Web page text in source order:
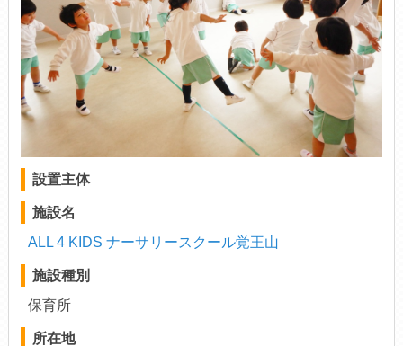
設置主体
施設名
ALL 4 KIDS ナーサリースクール覚王山
施設種別
保育所
所在地